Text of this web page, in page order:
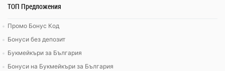
ТОП Предложения
Промо Бонус Код
Бонуси без депозит
Букмейкъри за България
Бонуси на Букмейкъри за България